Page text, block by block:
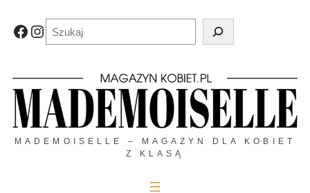
treściFacebook
Instagram
MADEMOISELLE – MAGAZYN DLA KOBIET
Z KLASĄ